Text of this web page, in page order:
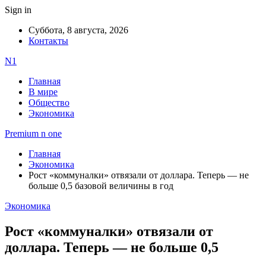
Sign in
Суббота, 8 августа, 2026
Контакты
N1
Главная
В мире
Общество
Экономика
Premium n one
Главная
Экономика
Рост «коммуналки» отвязали от доллара. Теперь — не
больше 0,5 базовой величины в год
Экономика
Рост «коммуналки» отвязали от
доллара. Теперь — не больше 0,5